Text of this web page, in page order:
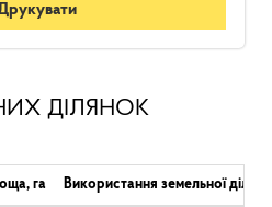
ДІЛЯНОК
га Використання земельної